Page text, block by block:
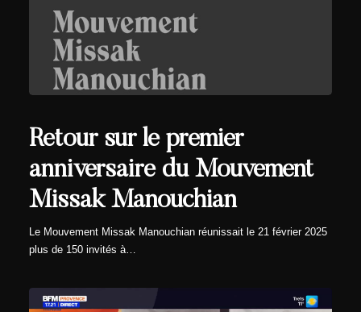
Retour sur le premier
anniversaire du Mouvement
Missak Manouchian
Le Mouvement Missak Manouchian réunissait le 21 février 2025
plus de 150 invités à…